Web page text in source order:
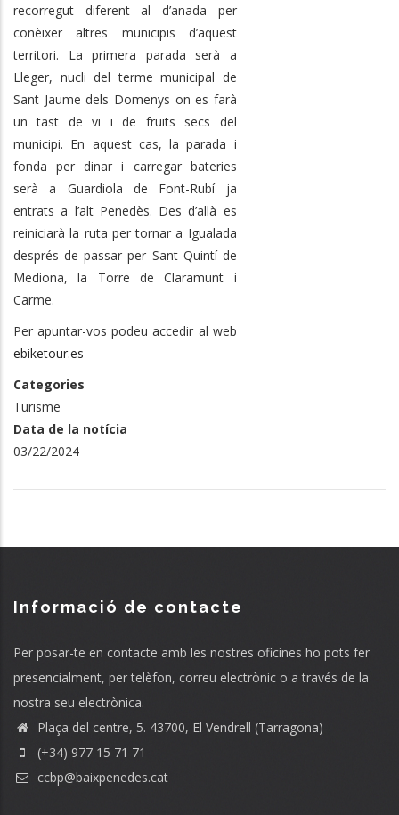
recorregut diferent al d’anada per
conèixer altres municipis d’aquest
territori. La primera parada serà a
Lleger, nucli del terme municipal de
Sant Jaume dels Domenys on es farà
un tast de vi i de fruits secs del
municipi. En aquest cas, la parada i
fonda per dinar i carregar bateries
serà a Guardiola de Font-Rubí ja
entrats a l’alt Penedès. Des d’allà es
reiniciarà la ruta per tornar a Igualada
després de passar per Sant Quintí de
Mediona, la Torre de Claramunt i
Carme.
Per apuntar-vos podeu accedir al web
ebiketour.es
Categories
Turisme
Data de la notícia
03/22/2024
Informació de contacte
Per posar-te en contacte amb les nostres oficines ho pots fer
presencialment, per telèfon, correu electrònic o a través de la
nostra seu electrònica.
Plaça del centre, 5. 43700, El Vendrell (Tarragona)
(+34) 977 15 71 71
ccbp@baixpenedes.cat